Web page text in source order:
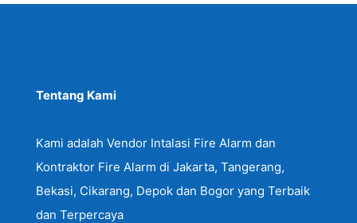
Tentang Kami
Kami adalah Vendor Intalasi Fire Alarm dan
Kontraktor Fire Alarm di Jakarta, Tangerang,
Bekasi, Cikarang, Depok dan Bogor yang Terbaik
dan Terpercaya